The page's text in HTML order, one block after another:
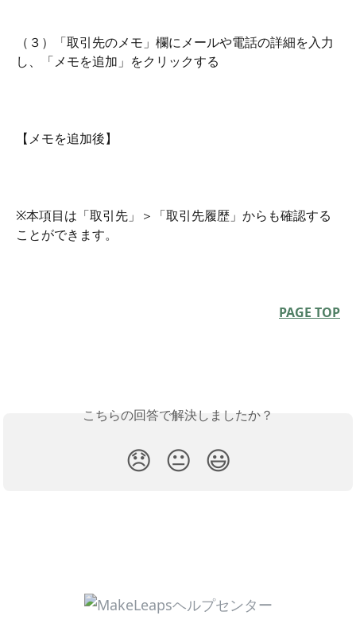
（３）「取引先のメモ」欄にメールや電話の詳細を入力
し、「メモを追加」をクリックする
【メモを追加後】
※本項目は「取引先」＞「取引先履歴」からも確認する
ことができます。
PAGE TOP
こちらの回答で解決しましたか？
😞 😐 😃